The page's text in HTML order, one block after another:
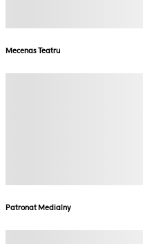
Mecenas Teatru
Patronat Medialny